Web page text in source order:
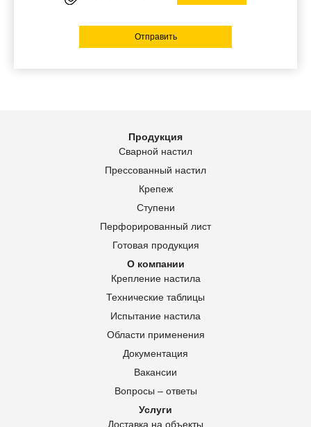
Отправить
Продукция
Сварной настил
Прессованный настил
Крепеж
Ступени
Перфорированный лист
Готовая продукция
О компании
Крепление настила
Технические таблицы
Испытание настила
Области применения
Документация
Вакансии
Вопросы – ответы
Услуги
Доставка на объекты